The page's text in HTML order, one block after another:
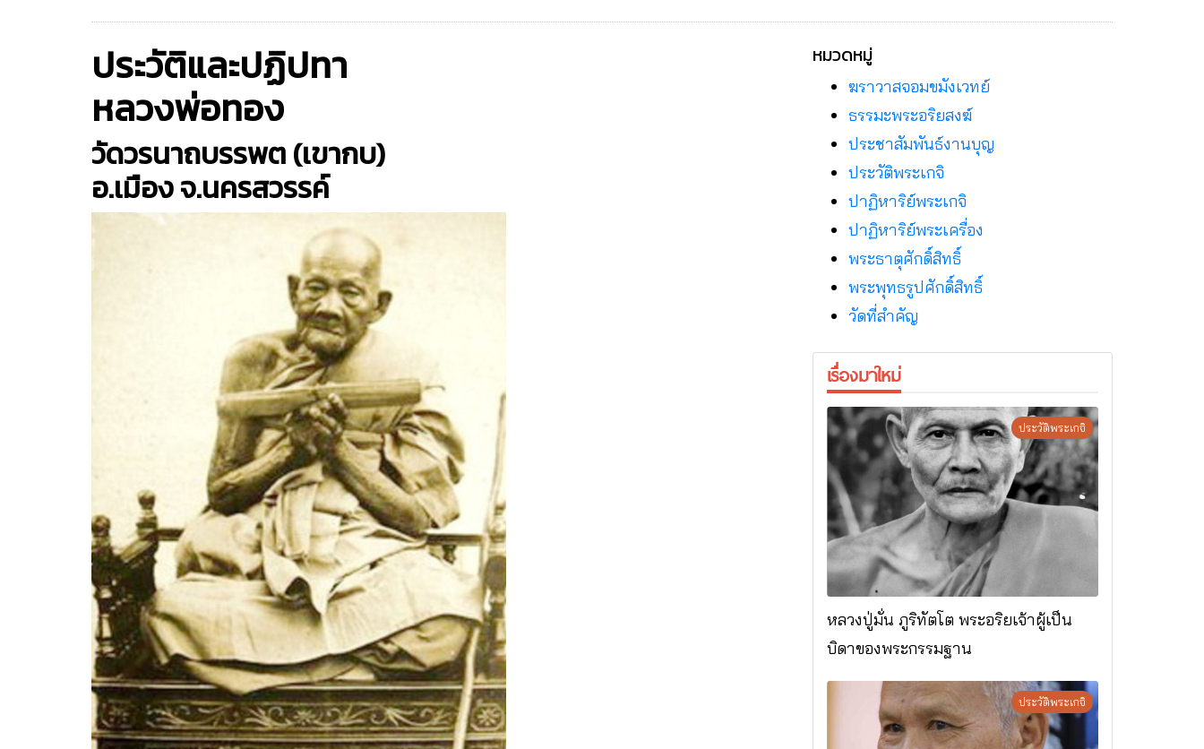
ประวัติและปฏิปทา
หลวงพ่อทอง
วัดวรนาถบรรพต (เขากบ)
อ.เมือง จ.นครสวรรค์
หมวดหมู่
ฆราวาสจอมขมังเวทย์
ธรรมะพระอริยสงฆ์
ประชาสัมพันธ์งานบุญ
ประวัติพระเกจิ
ปาฏิหาริย์พระเกจิ
ปาฏิหาริย์พระเครื่อง
พระธาตุศักดิ์สิทธิ์
พระพุทธรูปศักดิ์สิทธิ์
วัดที่สําคัญ
เรื่องมาใหม่
ประวัติพระเกจิ
หลวงปู่มั่น ภูริทัตโต พระอริยเจ้าผู้เป็น
บิดาของพระกรรมฐาน
ประวัติพระเกจิ